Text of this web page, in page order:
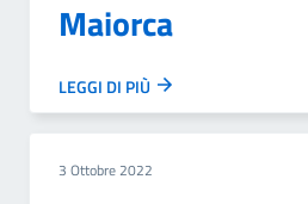
Maiorca
LEGGI DI PIÙ
3 Ottobre 2022